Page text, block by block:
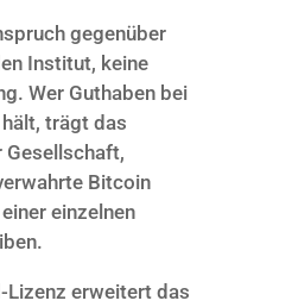
gegenüber
Institut, keine
Wer Guthaben bei
trägt das
Bitcoin
einzelnen
Lizenz erweitert das